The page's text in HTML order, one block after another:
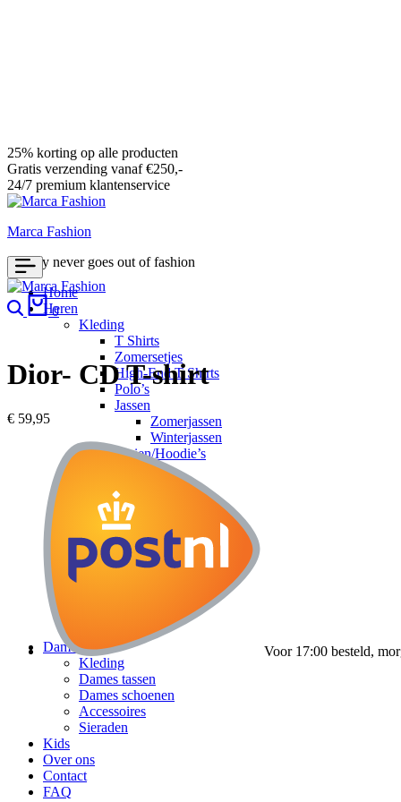
25% korting op alle producten
Gratis verzending vanaf €250,-
24/7 premium klantenservice
Marca Fashion
Luxury never goes out of fashion
Home
Heren
Kleding
T Shirts
Zomersetjes
High-End T Shirts
Polo’s
Jassen
Zomerjassen
Winterjassen
Truien/Hoodie’s
Sneakers
Slippers
Accessoires
Heren tassen
Zonnebrillen
Dames
Kleding
Dames tassen
Dames schoenen
Accessoires
Sieraden
Kids
Over ons
Contact
FAQ
Search
0
Cart
Dior- CD T-shirt
€ 59,95
Voor 17:00 besteld,